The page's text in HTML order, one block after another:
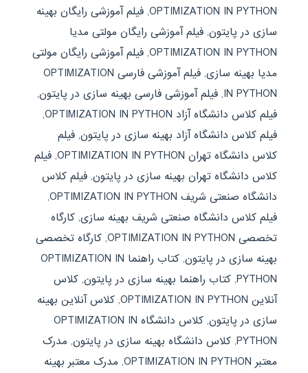
OPTIMIZATION IN PYTHON
, فیلم آموزشی رایگان بهینه
سازی در پایتون, فیلم آموزشی رایگان مولتی مدیا
OPTIMIZATION IN PYTHON
, فیلم آموزشی رایگان مولتی
مدیا بهینه سازی,
فیلم آموزشی فارسی OPTIMIZATION
IN PYTHON
, فیلم آموزشی فارسی بهینه سازی در پایتون,
فیلم کلاس دانشگاه آزاد OPTIMIZATION IN PYTHON
,
فیلم کلاس دانشگاه آزاد بهینه سازی در پایتون, فیلم
کلاس دانشگاه تهران OPTIMIZATION IN PYTHON
, فیلم
کلاس دانشگاه تهران بهینه سازی در پایتون, فیلم کلاس
دانشگاه صنعتی شریف OPTIMIZATION IN PYTHON
,
فیلم کلاس دانشگاه صنعتی شریف بهینه سازی, کارگاه
تخصصی OPTIMIZATION IN PYTHON
, کارگاه تخصصی
بهینه سازی در پایتون,
کتاب راهنما OPTIMIZATION IN
PYTHON
, کتاب راهنما بهینه سازی در پایتون, کلاس
آنلاین OPTIMIZATION IN PYTHON
, کلاس آنلاین بهینه
سازی در پایتون,
کلاس دانشگاه OPTIMIZATION IN
PYTHON
, کلاس دانشگاه بهینه سازی در پایتون, مدرک
معتبر OPTIMIZATION IN PYTHON
, مدرک معتبر بهینه